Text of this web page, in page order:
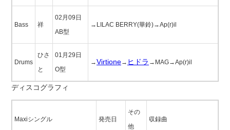
Bass 祥
02月09日
AB型
→LILAC BERRY(華鈴)→Ap(r)il
Drums
ひさ
と
01月29日
O型
→Virtione→ ヒドラ →MAG→Ap(r)il
ディスコグラフィ
Maxiシングル 発売日
その
他
収録曲